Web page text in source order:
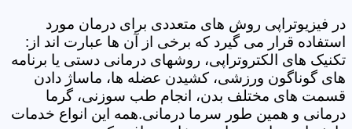
در فیزیوتراپی روش های متعددی برای درمان مورد
استفاده قرار می گیرد که برخی از آن ها عبارت اند از:
تکنیک های الکتروتراپی، روشهای درمانی دستی یا برنامه
های گوناگون ورزشی، کشیدن عضله ها، ماساژ دادن
قسمت های مختلف بدن، انجام طب سوزنی، گرما
درمانی و همین طور سرما درمانی.همه این انواع خدمات